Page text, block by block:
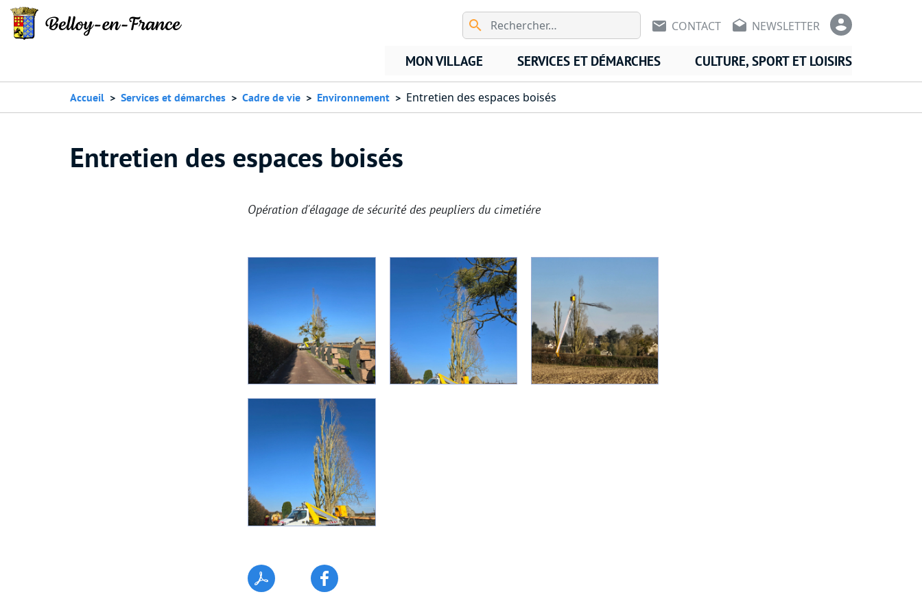
En-tête -
En-tête - Communication
CONTACT NEWSLETTER
MON VILLAGE SERVICES ET DÉMARCHES CULTURE, SPORT ET LOISIRS
Accueil Services et démarches Cadre de vie Environnement Entretien des espaces boisés
Entretien des espaces boisés
Opération d'élagage de sécurité des peupliers du cimetiére